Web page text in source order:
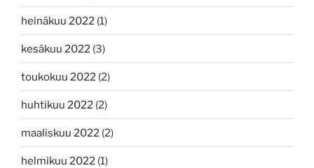
heinäkuu 2022 (1)
kesäkuu 2022 (3)
toukokuu 2022 (2)
huhtikuu 2022 (2)
maaliskuu 2022 (2)
helmikuu 2022 (1)